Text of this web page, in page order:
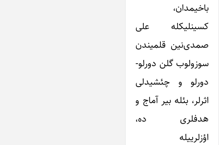
باخیمدان،
کسینلیکله علی
صمدی‌نین قلمیندن
سوزولوب گلن دورلو-
دورلو و چئشیدلی
اثرلر، بئله بیر آماج و
هدفلری ده،
اؤزلرییله